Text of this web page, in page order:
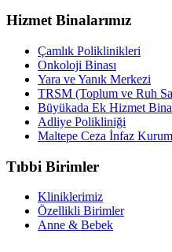
Hizmet Binalarımız
Çamlık Poliklinikleri
Onkoloji Binası
Yara ve Yanık Merkezi
TRSM (Toplum ve Ruh
Büyükada Ek Hizmet
Adliye Polikliniği
Maltepe Ceza İnfaz
Tıbbi Birimler
Kliniklerimiz
Özellikli Birimler
Anne & Bebek